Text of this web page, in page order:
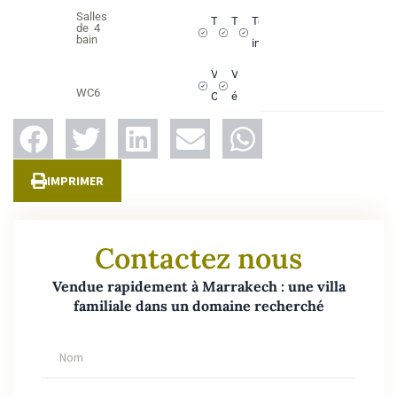
Salles
de
bain
4
WC6
Terrasse
TitréToilettes
invités
VNA
OK
Volets
électriques
IMPRIMER
Contactez nous
Vendue rapidement à Marrakech : une villa
familiale dans un domaine recherché